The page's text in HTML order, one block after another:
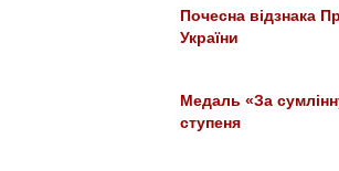
Почесна відзнака
України
Медаль «За
ступеня